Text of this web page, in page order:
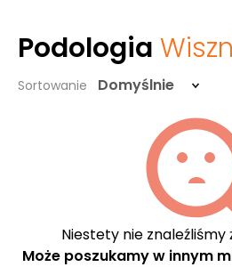
Podologia
Sortowanie Domyślnie
Niestety nie znaleźliśmy
Może poszukamy w innym